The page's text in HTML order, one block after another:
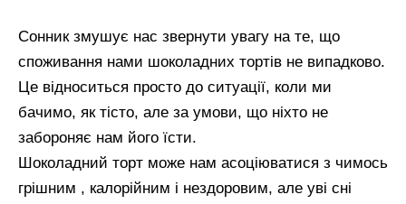
Сонник змушує нас звернути увагу на те, що
споживання нами шоколадних тортів не випадково.
Це відноситься просто до ситуації, коли ми
бачимо, як тісто, але за умови, що ніхто не
забороняє нам його їсти.
Шоколадний торт може нам асоціюватися з чимось
грішним , калорійним і нездоровим, але уві сні